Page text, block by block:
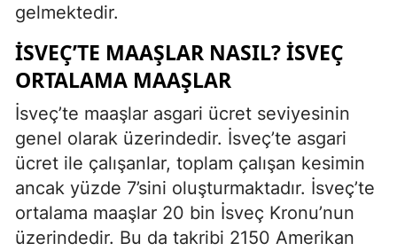
gelmektedir.
İSVEÇ’TE MAAŞLAR NASIL? İSVEÇ
ORTALAMA MAAŞLAR
İsveç’te maaşlar asgari ücret seviyesinin
genel olarak üzerindedir. İsveç’te asgari
ücret ile çalışanlar, toplam çalışan kesimin
ancak yüzde 7’sini oluşturmaktadır. İsveç’te
ortalama maaşlar 20 bin İsveç Kronu’nun
üzerindedir. Bu da takribi 2150 Amerikan